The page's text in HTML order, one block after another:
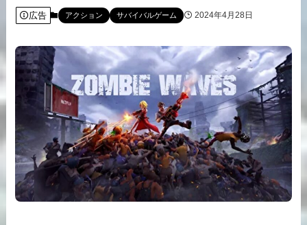
広告 アクション サバイバルゲーム 2024年4月28日